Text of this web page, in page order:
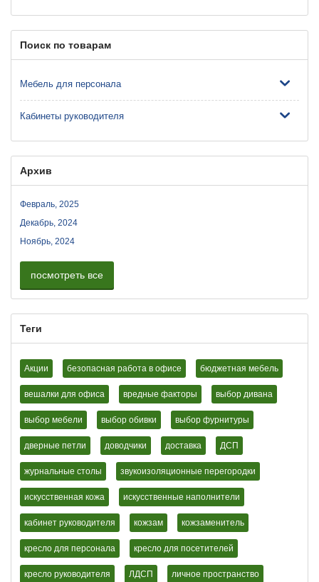
Поиск по товарам
Мебель для персонала
Кабинеты руководителя
Архив
Февраль, 2025
Декабрь, 2024
Ноябрь, 2024
посмотреть все
Теги
Акции безопасная работа в офисе бюджетная мебель
вешалки для офиса вредные факторы выбор дивана
выбор мебели выбор обивки выбор фурнитуры
дверные петли доводчики доставка ДСП
журнальные столы звукоизоляционные перегородки
искусственная кожа искусственные наполнители
кабинет руководителя кожзам кожзаменитель
кресло для персонала кресло для посетителей
кресло руководителя ЛДСП личное пространство